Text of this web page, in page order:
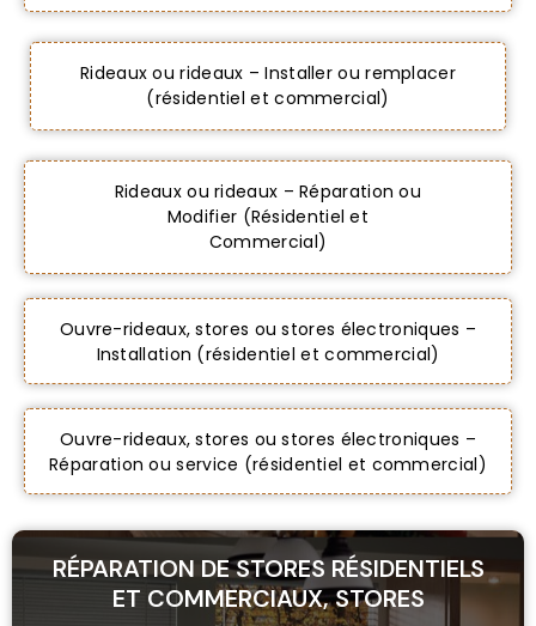
Rideaux ou rideaux – Installer ou remplacer
(résidentiel et commercial)
Rideaux ou rideaux – Réparation ou
Modifier (Résidentiel et
Commercial)
Ouvre-rideaux, stores ou stores électroniques –
Installation (résidentiel et commercial)
Ouvre-rideaux, stores ou stores électroniques –
Réparation ou service (résidentiel et commercial)
RÉPARATION DE STORES RÉSIDENTIELS
ET COMMERCIAUX, STORES